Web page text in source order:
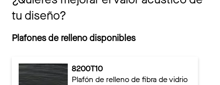
tu diseño?
Plafones de relleno disponibles
8200T10
Plafón de relleno de fibra de vidrio